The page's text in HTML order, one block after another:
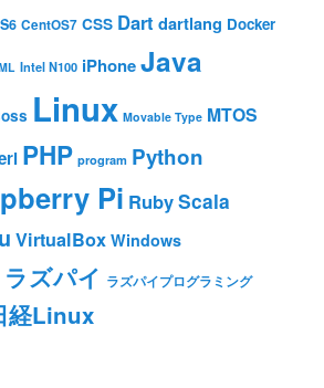
CentOS7 CSS Dart dartlang Docker
Intel N100 iPhoneJava
Linux Movable Type MTOS
PHP program Python
Pi RubyScala
VirtualBox Windows
ラズパイ ラズパイプログラミング
経Linux